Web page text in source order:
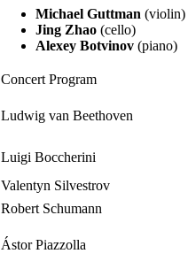
Michael Guttman (violin)
Jing Zhao (cello)
Alexey Botvinov (piano)
Concert Program
Ludwig van Beethoven
Luigi Boccherini
Valentyn Silvestrov
Robert Schumann
Ástor Piazzolla